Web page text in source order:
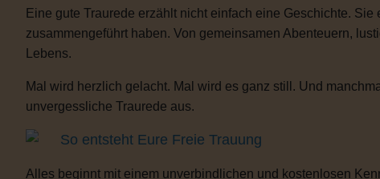
Eine gute Traurede erzählt nicht einfach eine Geschichte.
zusammengeführt haben. Von gemeinsamen Abenteuern,
Lebens.
Mal wird herzlich gelacht. Mal wird es ganz still. Und
unvergessliche Traurede aus.
So entsteht Eure Freie Trauung
Alles beginnt mit einem unverbindlichen und kostenlosen